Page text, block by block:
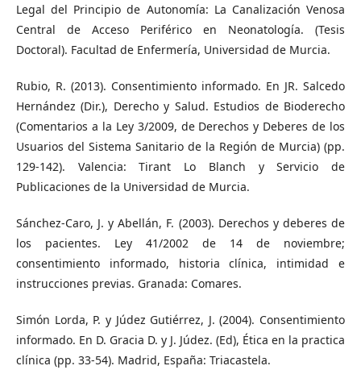
Legal del Principio de Autonomía: La Canalización Venosa
Central de Acceso Periférico en Neonatología. (Tesis
Doctoral). Facultad de Enfermería, Universidad de Murcia.
Rubio, R. (2013). Consentimiento informado. En JR. Salcedo
Hernández (Dir.), Derecho y Salud. Estudios de Bioderecho
(Comentarios a la Ley 3/2009, de Derechos y Deberes de los
Usuarios del Sistema Sanitario de la Región de Murcia) (pp.
129-142). Valencia: Tirant Lo Blanch y Servicio de
Publicaciones de la Universidad de Murcia.
Sánchez-Caro, J. y Abellán, F. (2003). Derechos y deberes de
los pacientes. Ley 41/2002 de 14 de noviembre;
consentimiento informado, historia clínica, intimidad e
instrucciones previas. Granada: Comares.
Simón Lorda, P. y Júdez Gutiérrez, J. (2004). Consentimiento
informado. En D. Gracia D. y J. Júdez. (Ed), Ética en la practica
clínica (pp. 33-54). Madrid, España: Triacastela.